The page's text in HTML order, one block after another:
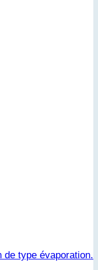
de type évaporation.